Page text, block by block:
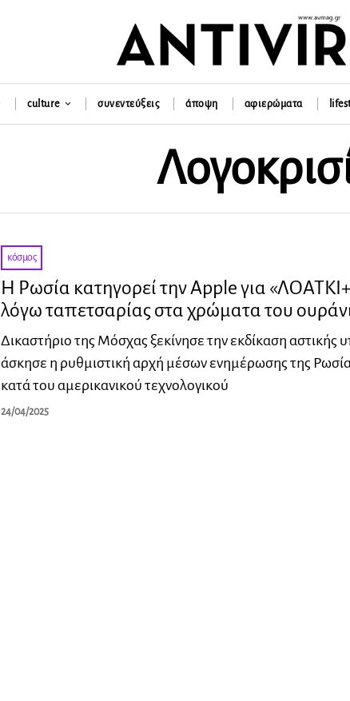
culture συνεντεύξεις άποψη αφιερώματα
κόσμος
Η Ρωσία κατηγορεί την Αpple για
λόγω ταπετσαρίας στα χρώματα του
Δικαστήριο της Μόσχας ξεκίνησε την εκδίκαση αστικής
άσκησε η ρυθμιστική αρχή μέσων ενημέρωσης της
κατά του αμερικανικού τεχνολογικού
24/04/2025